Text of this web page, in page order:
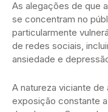
As alegações de que
se concentram no
particularmente
de redes sociais,
ansiedade e
A natureza viciante de
exposição constante